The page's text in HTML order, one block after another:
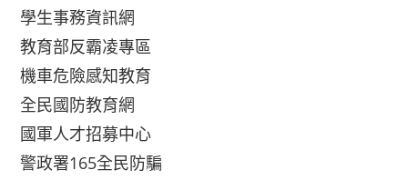
學生事務資訊網
教育部反霸凌專區
機車危險感知教育
全民國防教育網
國軍人才招募中心
警政署165全民防騙